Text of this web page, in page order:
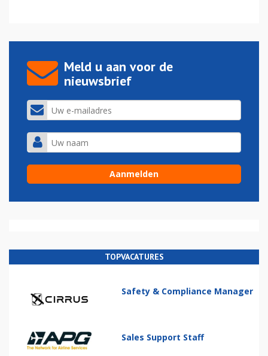
Meld u aan voor de
nieuwsbrief
TOPVACATURES
Safety & Compliance Manager
Sales Support Staff